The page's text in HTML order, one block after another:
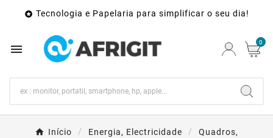
 Tecnologia e Papelaria para simplificar o seu dia!
 0
Início Energia, Electricidade
Quadros,